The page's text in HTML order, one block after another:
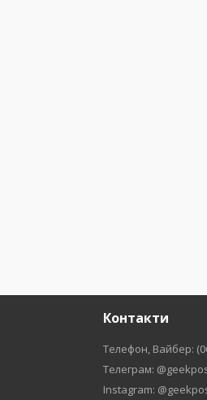
Контакти
Телефон, Вайбер:
Телеграм:
Instagram: